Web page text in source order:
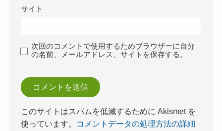
サイト
次回のコメントで使用するためブラウザーに自分
の名前、メールアドレス、サイトを保存する。
このサイトはスパムを低減するために Akismet を
使っています。
コメントデータの処理方法の詳細